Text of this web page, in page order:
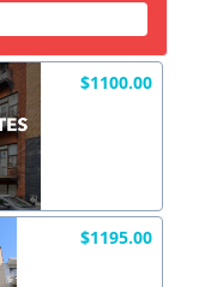
$1100.00
$1195.00